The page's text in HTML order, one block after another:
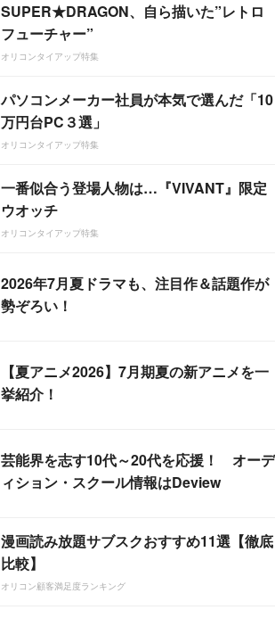
SUPER★DRAGON、自ら描いた”レトロ
フューチャー”
オリコンタイアップ特集
パソコンメーカー社員が本気で選んだ「10
万円台PC３選」
オリコンタイアップ特集
一番似合う登場人物は…『VIVANT』限定
ウオッチ
オリコンタイアップ特集
2026年7月夏ドラマも、注目作＆話題作が
勢ぞろい！
【夏アニメ2026】7月期夏の新アニメを一
挙紹介！
芸能界を志す10代～20代を応援！ オーデ
ィション・スクール情報はDeview
漫画読み放題サブスクおすすめ11選【徹底
比較】
オリコン顧客満足度ランキング